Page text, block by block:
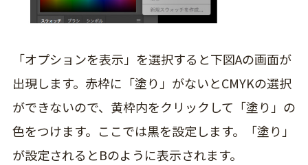
「オプションを表示」を選択すると下図Aの画面が
出現します。赤枠に「塗り」がないとCMYKの選択
ができないので、黄枠内をクリックして「塗り」の
色をつけます。ここでは黒を設定します。「塗り」
が設定されるとBのように表示されます。